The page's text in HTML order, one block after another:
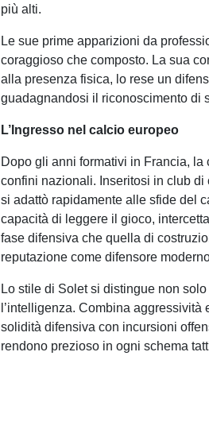
più alti.
Le sue prime apparizioni da
coraggioso che composto. La sua
alla presenza fisica, lo rese un
guadagnandosi il riconoscimento di
L’Ingresso nel calcio europeo
Dopo gli anni formativi in Francia, la
confini nazionali. Inseritosi in club
si adattò rapidamente alle sfide del
capacità di leggere il gioco,
fase difensiva che quella di
reputazione come difensore
Lo stile di Solet si distingue non
l’intelligenza. Combina
solidità difensiva con incursioni
rendono prezioso in ogni schema